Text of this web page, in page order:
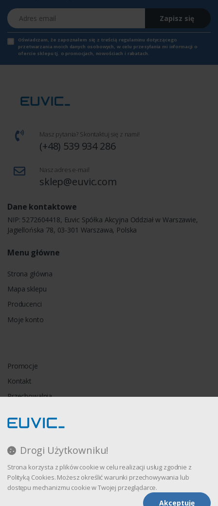
Drogi Użytkowniku!
Strona korzysta z plików cookie w celu realizacji usług zgodnie z
Polityką Cookies. Możesz określić warunki przechowywania lub
dostępu mechanizmu cookie w Twojej przeglądarce.
Akceptuję
Adres email
Zapisz się
Oświadczam, że zapoznałem się z treścią regulaminu dotyczącego
przetwarzania moich danych osobowych, w celu przesyłania mi informacji o
ofercie sklepu tj. o promocjach, nowościach i rabatach.
Masz pytania? Skontaktuj się z nami!
(+48) 539 934 286
Nasz adres e-mail
sklep@euvic.com
Dane kontaktowe
NIP: 5272604418, Euvic Spółka Akcyjna Oddział w Warszawie,
Jagiellońska 78, 03-301 Warszawa, Polska
Menu główne
Strona główna
Mapa sklepu
Producenci
Moje konto
Promocje
Kontakt
Przechowalnia
Regulamin
Polityka prywatności